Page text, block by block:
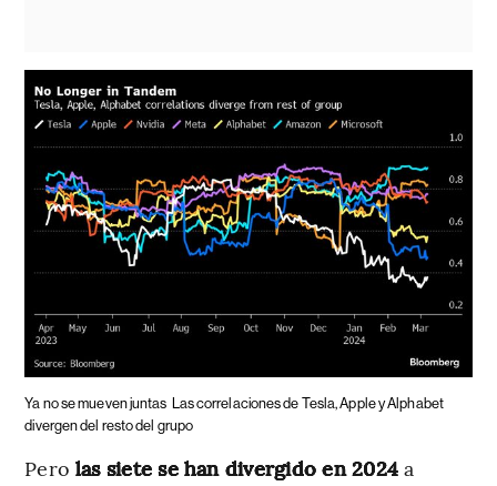
Ya no se mueven juntas Las correlaciones de Tesla, Apple y Alphabet
divergen del resto del grupo
Pero las siete se han divergido en 2024 a